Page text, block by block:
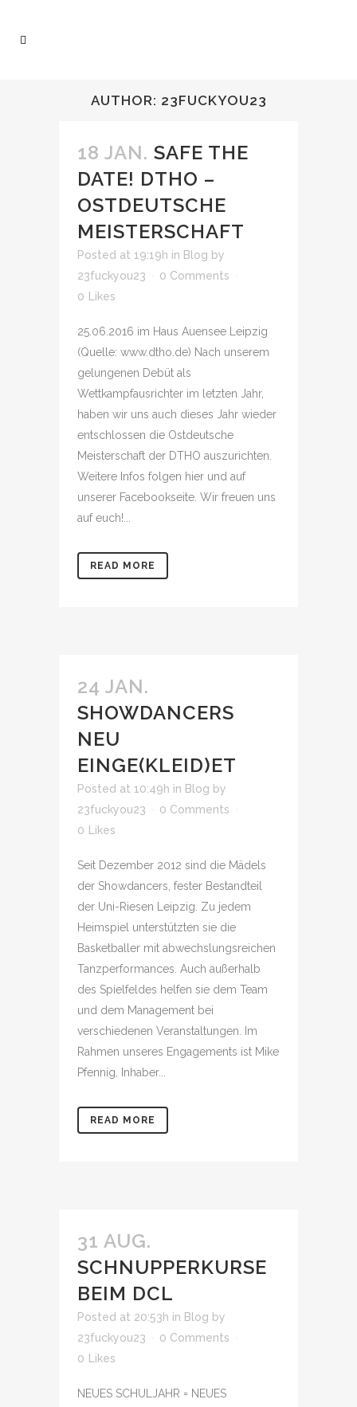
AUTHOR: 23FUCKYOU23
18 JAN. SAFE THE
DATE! DTHO –
OSTDEUTSCHE
MEISTERSCHAFT
Posted at 19:19h in Blog by
23fuckyou23
0 Comments
0
Likes
25.06.2016 im Haus Auensee Leipzig
(Quelle: www.dtho.de) Nach unserem
gelungenen Debüt als
Wettkampfausrichter im letzten Jahr,
haben wir uns auch dieses Jahr wieder
entschlossen die Ostdeutsche
Meisterschaft der DTHO auszurichten.
Weitere Infos folgen hier und auf
unserer Facebookseite. Wir freuen uns
auf euch!...
READ MORE
24 JAN.
SHOWDANCERS
NEU
EINGE(KLEID)ET
Posted at 10:49h in Blog by
23fuckyou23
0 Comments
0
Likes
Seit Dezember 2012 sind die Mädels
der Showdancers, fester Bestandteil
der Uni-Riesen Leipzig. Zu jedem
Heimspiel unterstützten sie die
Basketballer mit abwechslungsreichen
Tanzperformances. Auch außerhalb
des Spielfeldes helfen sie dem Team
und dem Management bei
verschiedenen Veranstaltungen. Im
Rahmen unseres Engagements ist Mike
Pfennig, Inhaber...
READ MORE
31 AUG.
SCHNUPPERKURSE
BEIM DCL
Posted at 20:53h in Blog by
23fuckyou23
0 Comments
0
Likes
NEUES SCHULJAHR = NEUES